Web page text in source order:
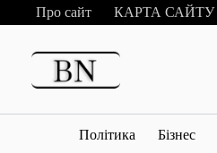
Перейти
до
Про сайт КАРТА САЙТУ
Політика Бізнес